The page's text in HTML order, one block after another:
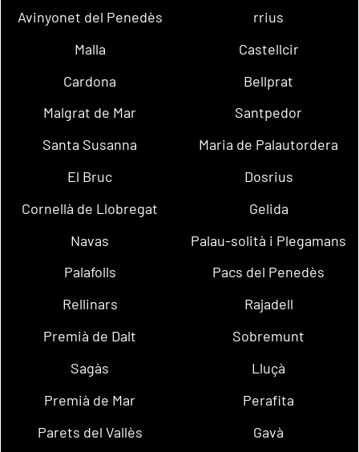
Avinyonet del Penedès
rrius
Malla
Castellcir
Cardona
Bellprat
Malgrat de Mar
Santpedor
Santa Susanna
Maria de Palautordera
El Bruc
Dosrius
Cornellà de Llobregat
Gelida
Navas
Palau-solità i Plegamans
Palafolls
Pacs del Penedès
Rellinars
Rajadell
Premià de Dalt
Sobremunt
Sagàs
Lluçà
Premià de Mar
Perafita
Parets del Vallès
Gavà